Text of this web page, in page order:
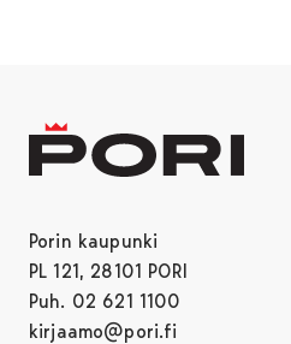
Porin kaupunki
PL 121, 28101 PORI
Puh. 02 621 1100
kirjaamo@pori.fi